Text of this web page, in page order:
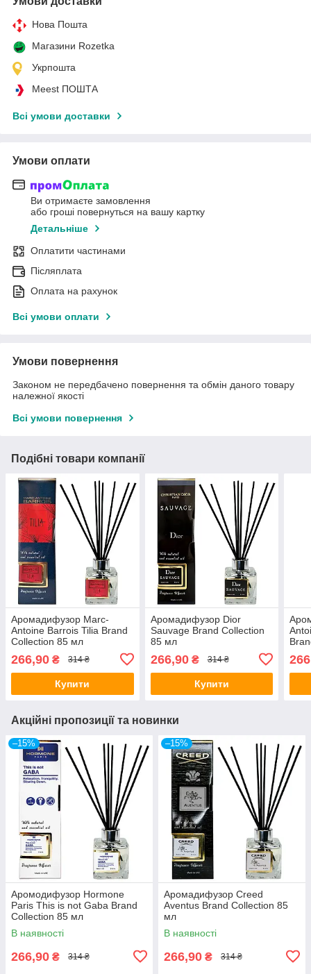
Нова Пошта
Магазини Rozetka
Укрпошта
Meest ПОШТА
Всі умови доставки
Умови оплати
Ви отримаєте замовлення
або гроші повернуться на вашу картку
Детальніше
Оплатити частинами
Післяплата
Оплата на рахунок
Всі умови оплати
Умови повернення
Законом не передбачено повернення та обмін даного товару
належної якості
Всі умови повернення
Подібні товари компанії
Аромадифузор Marc-
Antoine Barrois Tilia Brand
Collection 85 мл
266,90 ₴ 314 ₴
Купити
Аромадифузор Dior
Sauvage Brand Collection
85 мл
266,90₴ 314 ₴
Купити
Акційні пропозиції та новинки
–15%
Аромодифузор Hormone
Paris This is not Gaba Brand
Collection 85 мл
В наявності
266,90 ₴ 314 ₴
–15%
Аромадифузор Creed
Aventus Brand Collection 85
мл
В наявності
266,90 ₴ 314 ₴